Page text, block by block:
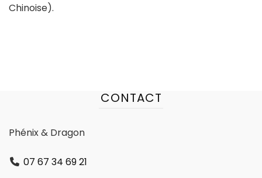
Chinoise).
CONTACT
Phénix & Dragon
07 67 34 69 21